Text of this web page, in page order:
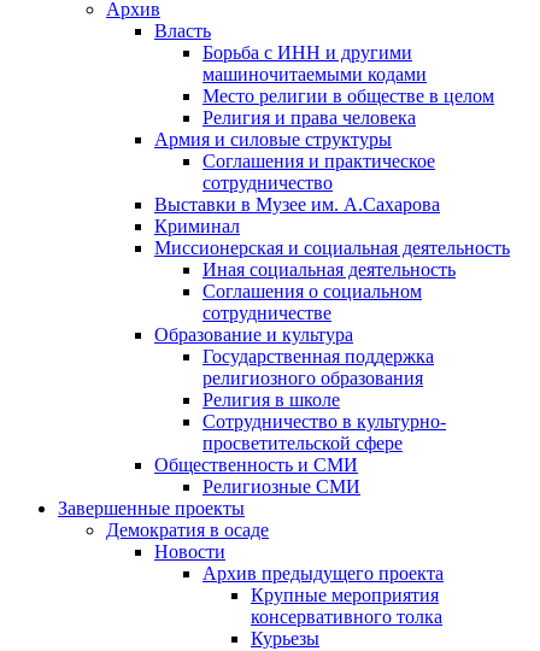
Архив
Власть
Борьба с ИНН и другими
машиночитаемыми кодами
Место религии в обществе в целом
Религия и права человека
Армия и силовые структуры
Соглашения и практическое
сотрудничество
Выставки в Музее им. А.Сахарова
Криминал
Миссионерская и социальная деятельность
Иная социальная деятельность
Соглашения о социальном
сотрудничестве
Образование и культура
Государственная поддержка
религиозного образования
Религия в школе
Сотрудничество в культурно-
просветительской сфере
Общественность и СМИ
Религиозные СМИ
Завершенные проекты
Демократия в осаде
Новости
Архив предыдущего проекта
Крупные мероприятия
консервативного толка
Курьезы